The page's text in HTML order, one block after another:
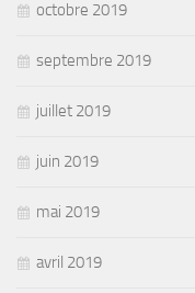
octobre 2019
septembre 2019
juillet 2019
juin 2019
mai 2019
avril 2019